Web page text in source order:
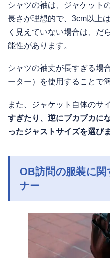
シャツの袖は、ジャケット
長さが理想的で、3cm以上
く見えていない場合は、だ
能性があります。
シャツの袖丈が長すぎる場
ーター）を使用することで
また、ジャケット自体のサ
すぎたり、逆にブカブカに
ったジャストサイズを選び
OB訪問の服装に関
ナー